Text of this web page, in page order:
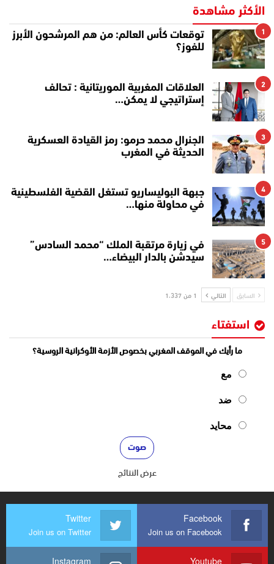
الأكثر مشاهدة
1
توقعات كأس العالم: من هم المرشحون الأبرز
للفوز؟
2
العلاقات المغربية الموريتانية : تحالف
إستراتيجي لا يمكن…
3
الجنرال محمد حرمو: رمز القيادة العسكرية
الحديثة في المغرب
4
جبهة البوليساريو تستغل القضية الفلسطينية
في محاولة منها…
5
في زيارة مرتقبة الملك “محمد السادس”
سيدشن بالدار البيضاء…
السابق التالي 1 من 1٬337
استفتاء
ما رأيك في الموقف المغربي بخصوص الأزمة الأوكرانية الروسية؟
مع
ضد
محايد
عرض النتائج
Facebook
Join us on Facebook
Twitter
Join us on Twitter
Youtube
Instagram